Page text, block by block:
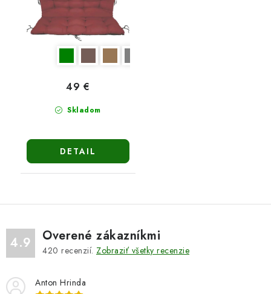
Skladom
49 €
DETAIL
4.9 Overené zákazníkmi
420 recenzií. Zobraziť všetky recenzie
Anton Hrinda